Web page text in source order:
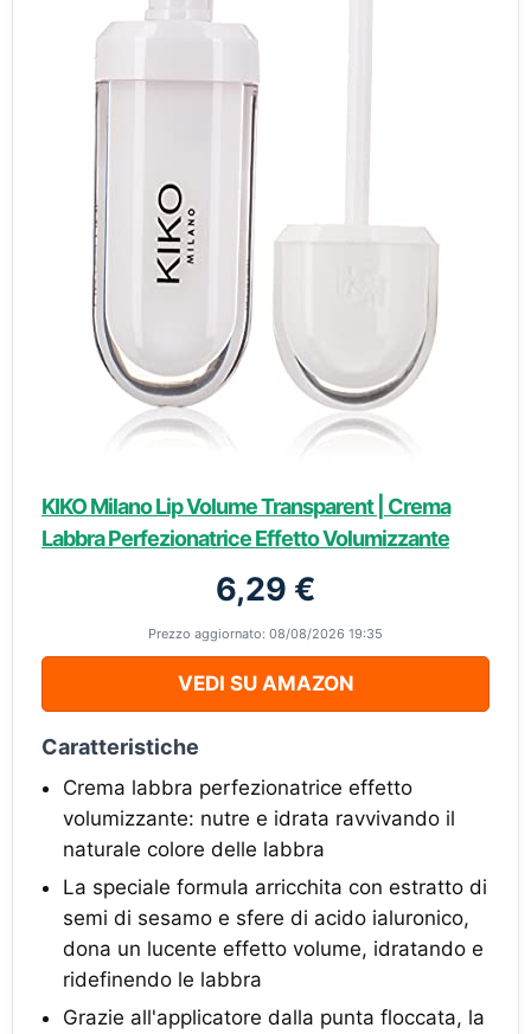
KIKO Milano Lip Volume Transparent | Crema
Labbra Perfezionatrice Effetto Volumizzante
6,29 €
Prezzo aggiornato: 08/08/2026 19:35
VEDI SU AMAZON
Caratteristiche
Crema labbra perfezionatrice effetto
volumizzante: nutre e idrata ravvivando il
naturale colore delle labbra
La speciale formula arricchita con estratto di
semi di sesamo e sfere di acido ialuronico,
dona un lucente effetto volume, idratando e
ridefinendo le labbra
Grazie all'applicatore dalla punta floccata, la